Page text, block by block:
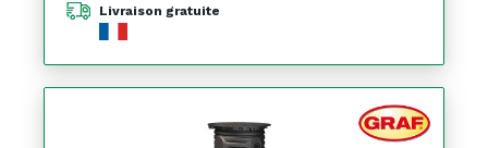
Livraison gratuite